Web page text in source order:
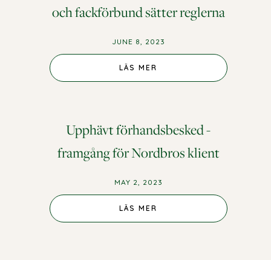
och fackförbund sätter reglerna
JUNE 8, 2023
LÄS MER
Upphävt förhandsbesked -
framgång för Nordbros klient
MAY 2, 2023
LÄS MER